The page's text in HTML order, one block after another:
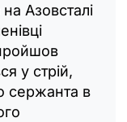
Азовсталі
у стрій,
сержанта в